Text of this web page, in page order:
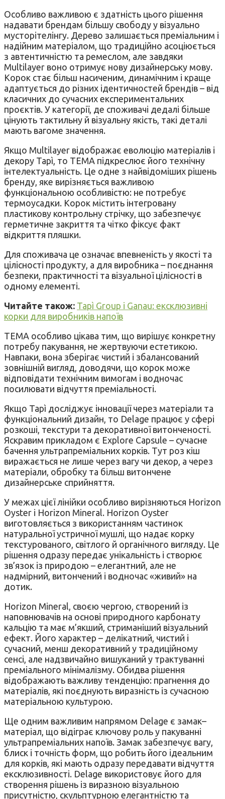
Особливо важливою є здатність цього рішення
надавати брендам більшу свободу у візуально
мусторітелінгу. Дерево залишається преміальним і
надійним матеріалом, що традиційно асоціюється
з автентичністю та ремеслом, але завдяки
Multilayer воно отримує нову дизайнерську мову.
Корок стає більш насиченим, динамічним і краще
адаптується до різних ідентичностей брендів – від
класичних до сучасних експериментальних
проєктів. У категорії, де споживачі дедалі більше
цінують тактильну й візуальну якість, такі деталі
мають вагоме значення.
Якщо Multilayer відображає еволюцію матеріалів і
декору Tapì, то TEMA підкреслює його технічну
інтелектуальність. Це одне з найвідоміших рішень
бренду, яке вирізняється важливою
функціональною особливістю: не потребує
термоусадки. Корок містить інтегровану
пластикову контрольну стрічку, що забезпечує
герметичне закриття та чітко фіксує факт
відкриття пляшки.
Для споживача це означає впевненість у якості та
цілісності продукту, а для виробника – поєднання
безпеки, практичності та візуальної цілісності в
одному елементі.
Читайте також: Tapì Group і Ganau: ексклюзивні
корки для виробників напоїв
TEMA особливо цікава тим, що вирішує конкретну
потребу пакування, не жертвуючи естетикою.
Навпаки, вона зберігає чистий і збалансований
зовнішній вигляд, доводячи, що корок може
відповідати технічним вимогам і водночас
посилювати відчуття преміальності.
Якщо Tapì досліджує інновації через матеріали та
функціональний дизайн, то Delage працює у сфері
розкоші, текстури та декоративної витонченості.
Яскравим прикладом є Explore Capsule – сучасне
бачення ультрапреміальних корків. Тут роз кіш
виражається не лише через вагу чи декор, а через
матеріали, обробку та більш витончене
дизайнерське сприйняття.
У межах цієї лінійки особливо вирізняються Horizon
Oyster і Horizon Mineral. Horizon Oyster
виготовляється з використанням частинок
натуральної устричної мушлі, що надає корку
текстурованого, світлого й органічного вигляду. Це
рішення одразу передає унікальність і створює
зв’язок із природою – елегантний, але не
надмірний, витончений і водночас «живий» на
дотик.
Horizon Mineral, своєю чергою, створений із
наповнювачів на основі природного карбонату
кальцію та має м’якший, стриманіший візуальний
ефект. Його характер – делікатний, чистий і
сучасний, менш декоративний у традиційному
сенсі, але надзвичайно вишуканий у трактуванні
преміального мінімалізму. Обидва рішення
відображають важливу тенденцію: прагнення до
матеріалів, які поєднують виразність із сучасною
матеріальною культурою.
Ще одним важливим напрямом Delage є замак–
матеріал, що відіграє ключову роль у пакуванні
ультрапреміальних напоїв. Замак забезпечує вагу,
блиск і точність форм, що робить його ідеальним
для корків, які мають одразу передавати відчуття
ексклюзивності. Delage використовує його для
створення рішень із виразною візуальною
присутністю, скульптурною елегантністю та